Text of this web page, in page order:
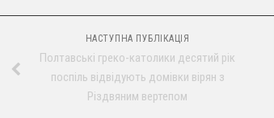
НАСТУПНА ПУБЛІКАЦІЯ
Полтавські греко-католики десятий рік
поспіль відвідують домівки вірян з
Різдвяним вертепом